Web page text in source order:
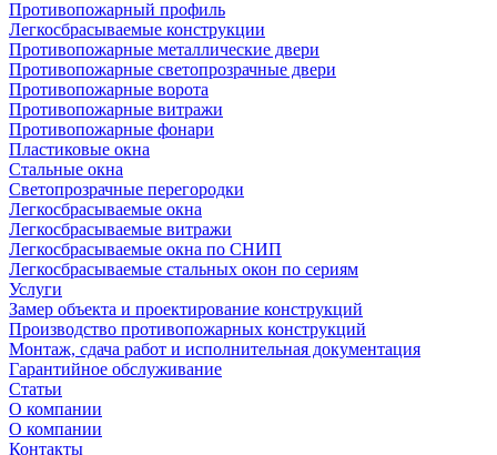
Противопожарный профиль
Легкосбрасываемые конструкции
Противопожарные металлические двери
Противопожарные светопрозрачные двери
Противопожарные ворота
Противопожарные витражи
Противопожарные фонари
Пластиковые окна
Стальные окна
Светопрозрачные перегородки
Легкосбрасываемые окна
Легкосбрасываемые витражи
Легкосбрасываемые окна по СНИП
Легкосбрасываемые стальных окон по сериям
Услуги
Замер объекта и проектирование конструкций
Производство противопожарных конструкций
Монтаж, сдача работ и исполнительная документация
Гарантийное обслуживание
Статьи
О компании
О компании
Контакты